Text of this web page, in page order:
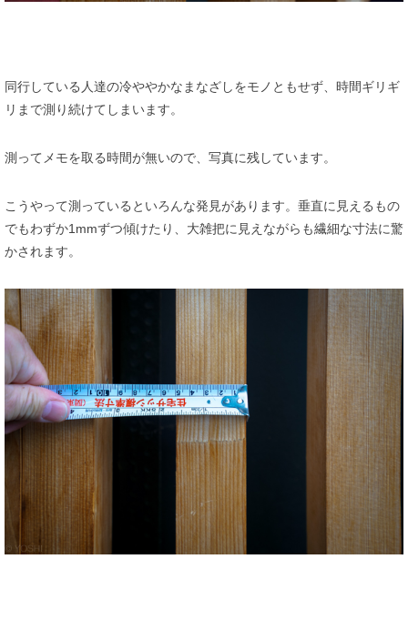
同行している人達の冷ややかなまなざしをモノともせず、時間ギリギ
リまで測り続けてしまいます。
測ってメモを取る時間が無いので、写真に残しています。
こうやって測っているといろんな発見があります。垂直に見えるもの
でもわずか1mmずつ傾けたり、大雑把に見えながらも繊細な寸法に驚
かされます。